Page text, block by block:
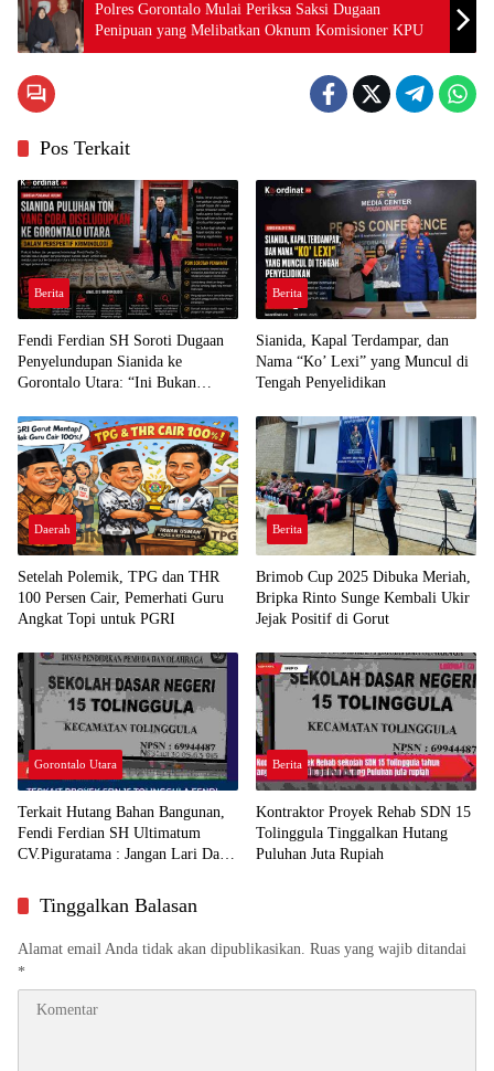
Polres Gorontalo Mulai Periksa Saksi Dugaan
Penipuan yang Melibatkan Oknum Komisioner KPU
Pos Terkait
Berita
Fendi Ferdian SH Soroti Dugaan
Penyelundupan Sianida ke
Gorontalo Utara: “Ini Bukan
Berita
Sianida, Kapal Terdampar, dan
Nama “Ko’ Lexi” yang Muncul di
Tengah Penyelidikan
Daerah
Setelah Polemik, TPG dan THR
100 Persen Cair, Pemerhati Guru
Angkat Topi untuk PGRI
Berita
Brimob Cup 2025 Dibuka Meriah,
Bripka Rinto Sunge Kembali Ukir
Jejak Positif di Gorut
Gorontalo Utara
Terkait Hutang Bahan Bangunan,
Fendi Ferdian SH Ultimatum
CV.Piguratama : Jangan Lari Dari
Berita
Kontraktor Proyek Rehab SDN 15
Tolinggula Tinggalkan Hutang
Puluhan Juta Rupiah
Tinggalkan Balasan
Alamat email Anda tidak akan dipublikasikan. Ruas yang wajib ditandai
*